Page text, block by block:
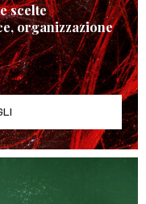
scelte
organizzazione